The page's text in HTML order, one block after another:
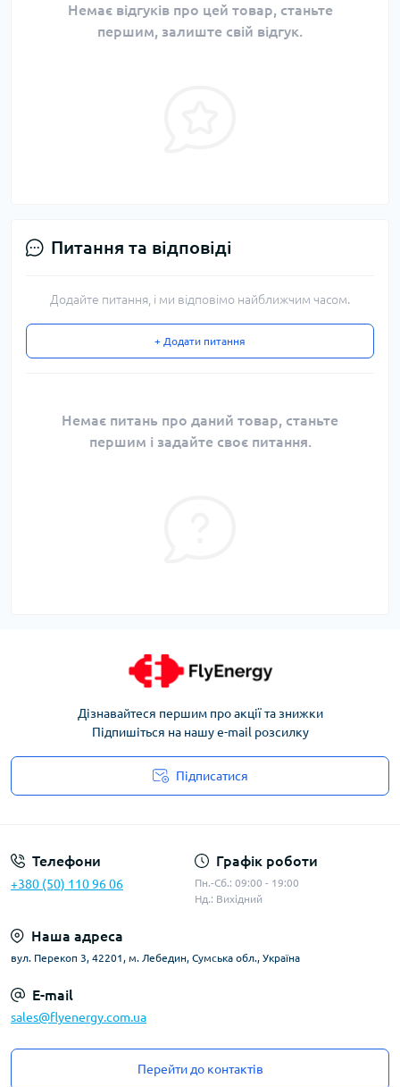
Немає відгуків про цей товар, станьте
першим, залиште свій відгук.
Питання та відповіді
Додайте питання, і ми відповімо найближчим часом.
+ Додати питання
Немає питань про даний товар, станьте
першим і задайте своє питання.
Дізнавайтеся першим про акції та знижки
Підпишіться на нашу e-mail розсилку
Підписатися
Телефони
+380 (50) 110 96 06
Графік роботи
Пн.-Сб.: 09:00 - 19:00
Нд.: Вихідний
Наша адреса
вул. Перекоп 3, 42201, м. Лебедин, Сумська обл., Україна
E-mail
sales@flyenergy.com.ua
Перейти до контактів